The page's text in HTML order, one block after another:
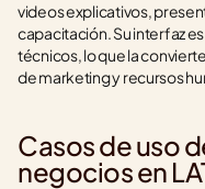
videos explicativos,
capacitación. Su interfaz
técnicos, lo que la
de marketing y recursos
Casos de uso
negocios en